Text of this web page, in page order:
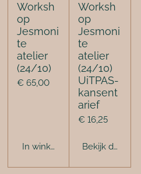
Worksh
op
Jesmoni
te
atelier
(24/10)
€ 65,00
In winkelwagen
Worksh
op
Jesmoni
te
atelier
(24/10)
UiTPAS-
kansent
arief
€ 16,25
Bekijk details